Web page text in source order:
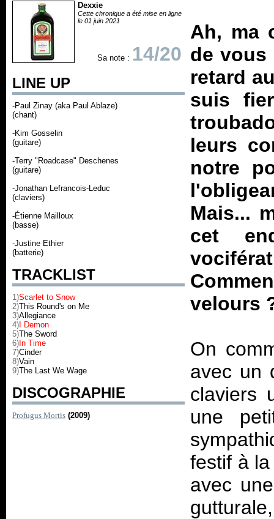
Dexxie
Cette chronique a été mise en ligne
le 01 juin 2021
Sa note : 14/20
LINE UP
-Paul Zinay (aka Paul Ablaze)
(chant)
-Kim Gosselin
(guitare)
-Terry "Roadcase" Deschenes
(guitare)
-Jonathan Lefrancois-Leduc
(claviers)
-Étienne Mailloux
(basse)
-Justine Ethier
(batterie)
TRACKLIST
1)Scarlet to Snow
2)This Round's on Me
3)Allegiance
4) I Demon
5)The Sword
6) In Time
7)Cinder
8)Vain
9)The Last We Wage
DISCOGRAPHIE
Profugus Mortis (2009)
Ah, ma
de vous
retard
suis
leurs
notre
Mais...
cet
velours
On
avec un
claviers
une
festif à
avec